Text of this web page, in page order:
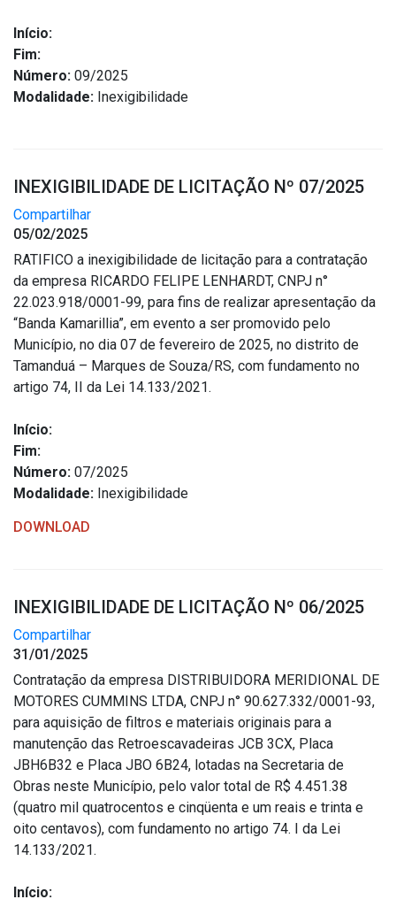
Início:
Fim:
Número: 09/2025
Modalidade: Inexigibilidade
INEXIGIBILIDADE DE LICITAÇÃO Nº 07/2025
Compartilhar
05/02/2025
RATIFICO a inexigibilidade de licitação para a contratação
da empresa RICARDO FELIPE LENHARDT, CNPJ n°
22.023.918/0001-99, para fins de realizar apresentação da
“Banda Kamarillia”, em evento a ser promovido pelo
Município, no dia 07 de fevereiro de 2025, no distrito de
Tamanduá – Marques de Souza/RS, com fundamento no
artigo 74, II da Lei 14.133/2021.
Início:
Fim:
Número: 07/2025
Modalidade: Inexigibilidade
DOWNLOAD
INEXIGIBILIDADE DE LICITAÇÃO Nº 06/2025
Compartilhar
31/01/2025
Contratação da empresa DISTRIBUIDORA MERIDIONAL DE
MOTORES CUMMINS LTDA, CNPJ n° 90.627.332/0001-93,
para aquisição de filtros e materiais originais para a
manutenção das Retroescavadeiras JCB 3CX, Placa
JBH6B32 e Placa JBO 6B24, lotadas na Secretaria de
Obras neste Município, pelo valor total de R$ 4.451.38
(quatro mil quatrocentos e cinqüenta e um reais e trinta e
oito centavos), com fundamento no artigo 74. I da Lei
14.133/2021.
Início: